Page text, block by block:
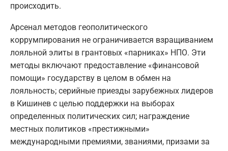
происходить.
Арсенал методов геополитического
коррумпирования не ограничивается взращиванием
лояльной элиты в грантовых «парниках» НПО. Эти
методы включают предоставление «финансовой
помощи» государству в целом в обмен на
лояльность; серийные приезды зарубежных лидеров
в Кишинев с целью поддержки на выборах
определенных политических сил; награждение
местных политиков «престижными»
международными премиями, званиями, призами за